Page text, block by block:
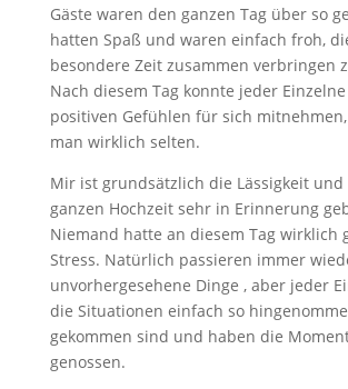
Gäste waren den ganzen Tag über so
hatten Spaß und waren einfach froh,
besondere Zeit zusammen verbringen
Nach diesem Tag konnte jeder
positiven Gefühlen für sich
man wirklich selten.
Mir ist grundsätzlich die Lässigkeit und
ganzen Hochzeit sehr in Erinnerung
Niemand hatte an diesem Tag wirklich
Stress. Natürlich passieren immer
unvorhergesehene Dinge , aber jeder
die Situationen einfach so
gekommen sind und haben die
genossen.